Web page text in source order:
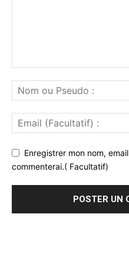
Enregistrer mon nom,
commenterai.( Facultatif)